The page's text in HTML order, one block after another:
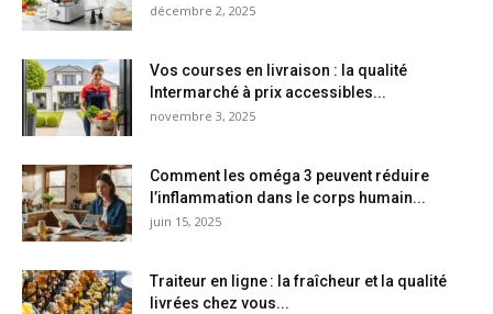
décembre 2, 2025
Vos courses en livraison : la qualité
Intermarché à prix accessibles...
novembre 3, 2025
Comment les oméga 3 peuvent réduire
l’inflammation dans le corps humain...
juin 15, 2025
Traiteur en ligne : la fraîcheur et la qualité
livrées chez vous...